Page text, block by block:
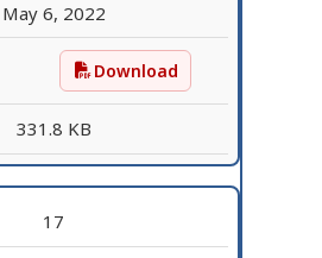
May 6, 2022
दुरध्वनी चालक या पदावर
Download
331.8 KB
17